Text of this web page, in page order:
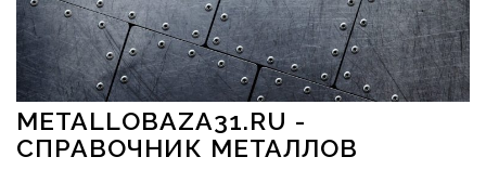
Перейти к содержимому
METALLOBAZA31.RU -
СПРАВОЧНИК МЕТАЛЛОВ